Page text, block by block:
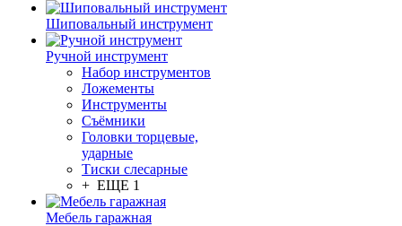
Шиповальный инструмент
Ручной инструмент
Набор инструментов
Ложементы
Инструменты
Съёмники
Головки торцевые,
ударные
Тиски слесарные
+ ЕЩЕ 1
Мебель гаражная